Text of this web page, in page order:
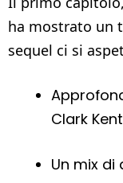
ha mostrato un
sequel ci si
Clark
Un mix di